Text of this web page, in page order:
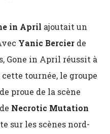
in April ajoutait un
Yanic Bercier de
Gone in April réussit à
tournée, le groupe
proue de la scène
Necrotic Mutation
sur les scènes nord-